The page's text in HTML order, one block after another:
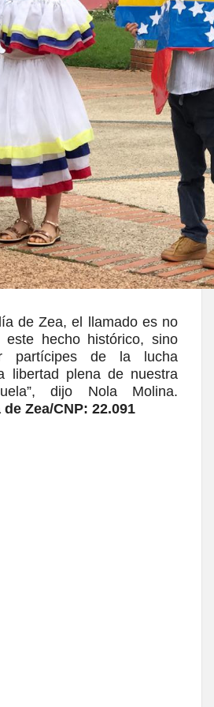
de Zea, el llamado es no
hecho histórico, sino
partícipes de la lucha
libertad plena de nuestra
dijo Nola Molina.
Zea/CNP: 22.091